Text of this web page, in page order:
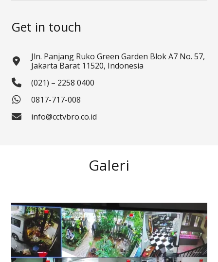
Get in touch
Jln. Panjang Ruko Green Garden Blok A7 No. 57,
Jakarta Barat 11520, Indonesia
(021) – 2258 0400
0817-717-008
info@cctvbro.co.id
Galeri